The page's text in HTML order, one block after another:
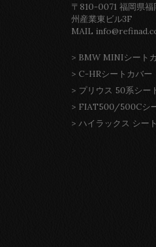
〒810-0071 福岡県
州産業東ビル3F
MAIL
> BMW MINIシート
> C-HRシートカバー
> プリウス 50系シー
> FIAT500/500Cシ
> ハイラックス シー